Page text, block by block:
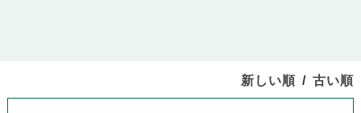
新しい順 古い順